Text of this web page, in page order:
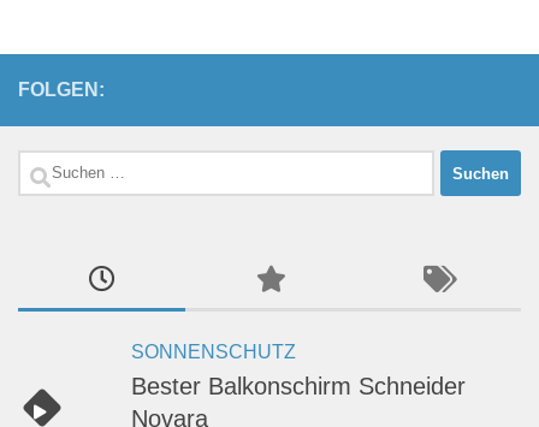
FOLGEN:
Suchen
SONNENSCHUTZ
Bester Balkonschirm Schneider
Novara